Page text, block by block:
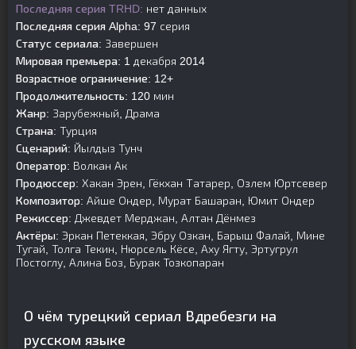
Последняя серия TRHD: нет данных
Последняя серия Alpha: 97 серия
Статус сериала: Завершен
Мировая премьера: 1 декабря 2014
Возрастное ограничение: 12+
Продолжительность: 120 мин
Жанр: Зарубежный, Драма
Страна: Турция
Сценарий: Йылдыз Тунч
Оператор: Волкан Ак
Продюссер: Хакан Эрен, Гёкхан Татарер, Озлем Юртсевер
Композитор: Айше Ондер, Мурат Башаран, Юмит Ондер
Режиссер: Джевдет Мерджан, Алтан Дёнмез
Актёры: Эркан Петеккая, Эбру Озкан, Барыш Фалай, Мине
Тугай, Толга Текин, Нюрсель Кёсе, Аху Ягту, Эртугрул
Постоглу, Алина Боз, Бурак Тозкопаран
О чём турецкий сериал Вдребезги на
русском языке